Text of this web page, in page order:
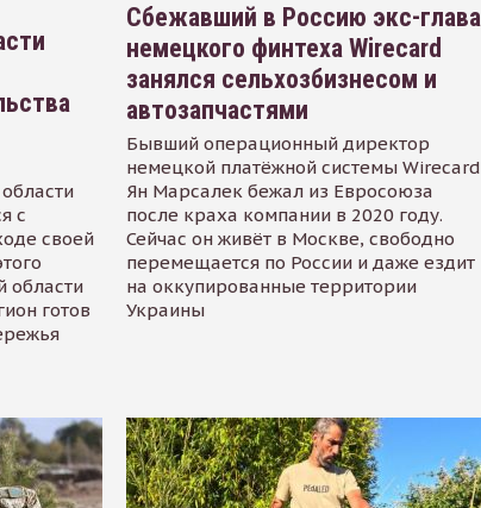
с
своей
области
готов
Сбежавший в Россию экс-глава
немецкого финтеха Wirecard
занялся сельхозбизнесом и
автозапчастями
Бывший операционный директор
немецкой платёжной системы Wirecard
Ян Марсалек бежал из Евросоюза
после краха компании в 2020 году.
Сейчас он живёт в Москве, свободно
перемещается по России и даже ездит
на оккупированные территории
Украины